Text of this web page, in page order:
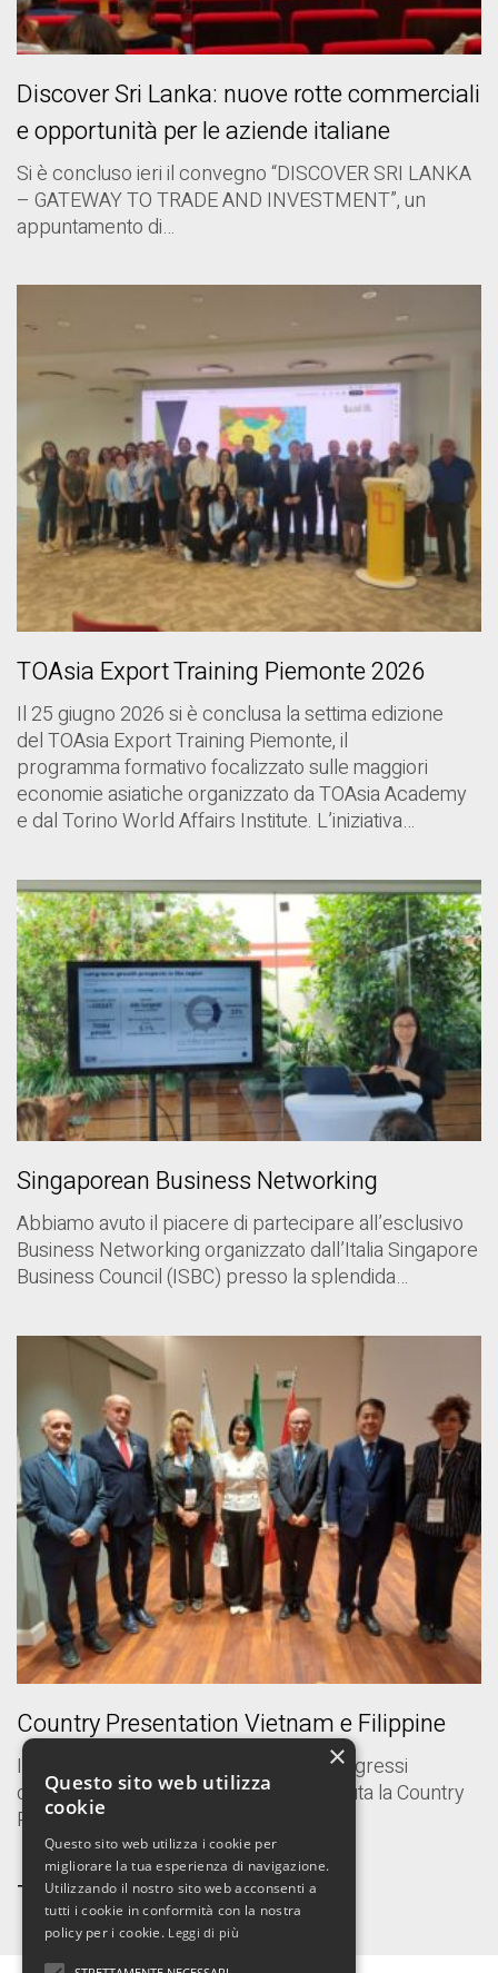
Discover Sri Lanka: nuove rotte commerciali
e opportunità per le aziende italiane
Si è concluso ieri il convegno “DISCOVER SRI LANKA
– GATEWAY TO TRADE AND INVESTMENT”, un
appuntamento di…
TOAsia Export Training Piemonte 2026
Il 25 giugno 2026 si è conclusa la settima edizione
del TOAsia Export Training Piemonte, il
programma formativo focalizzato sulle maggiori
economie asiatiche organizzato da TOAsia Academy
e dal Torino World Affairs Institute. L’iniziativa…
Singaporean Business Networking
Abbiamo avuto il piacere di partecipare all’esclusivo
Business Networking organizzato dall’Italia Singapore
Business Council (ISBC) presso la splendida…
Country Presentation Vietnam e Filippine
Il 28 maggio 2026, presso il Centro Congressi
dell’Unione Industriali di Torino, si è tenuta la Country
Presentation…
Tutte le news ➝
×
Questo sito web utilizza
cookie
Questo sito web utilizza i cookie per
migliorare la tua esperienza di navigazione.
Utilizzando il nostro sito web acconsenti a
tutti i cookie in conformità con la nostra
policy per i cookie. Leggi di più